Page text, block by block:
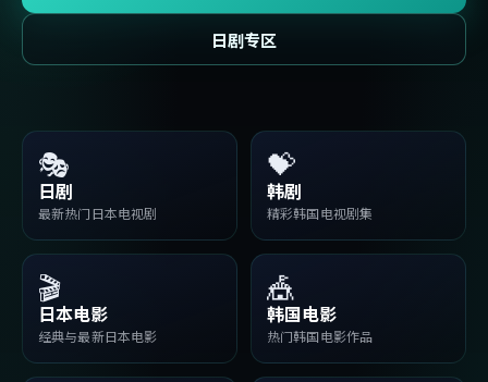
日剧专区
🎭
日剧
最新热门日本电视剧
💝
韩剧
精彩韩国电视剧集
🎬
日本电影
经典与最新日本电影
🎪
韩国电影
热门韩国电影作品